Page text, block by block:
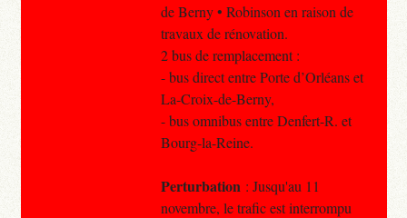
de Berny • Robinson en raison de
travaux de rénovation.
2 bus de remplacement :
- bus direct entre Porte d’Orléans et
La-Croix-de-Berny,
- bus omnibus entre Denfert-R. et
Bourg-la-Reine.
Perturbation : Jusqu'au 11
novembre, le trafic est interrompu